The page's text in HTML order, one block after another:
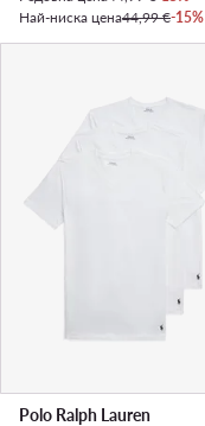
Най-ниска цена44,99 €-15%
Polo Ralph Lauren